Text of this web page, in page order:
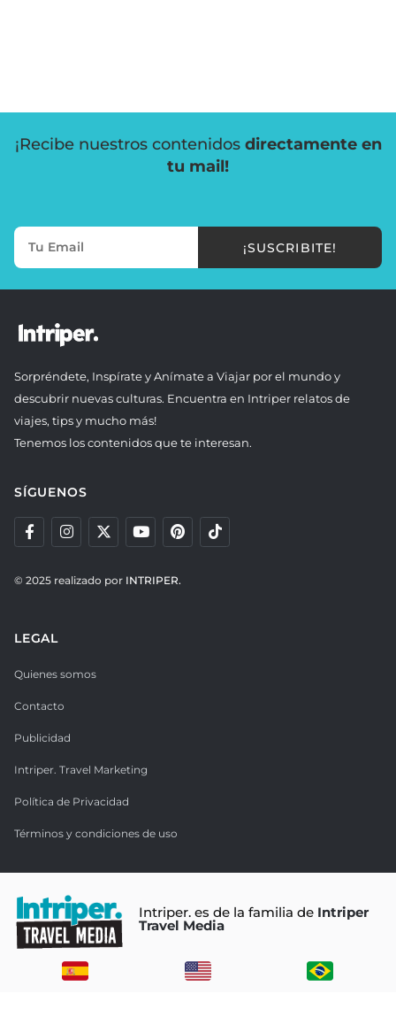
¡Recibe nuestros contenidos directamente en
tu mail!
¡SUSCRIBITE!
Sorpréndete, Inspírate y Anímate a Viajar por el mundo y
descubrir nuevas culturas. Encuentra en Intriper relatos de
viajes, tips y mucho más!
Tenemos los contenidos que te interesan.
SÍGUENOS
© 2025 realizado por INTRIPER.
LEGAL
Quienes somos
Contacto
Publicidad
Intriper. Travel Marketing
Política de Privacidad
Términos y condiciones de uso
Intriper. es de la familia de Intriper
Travel Media